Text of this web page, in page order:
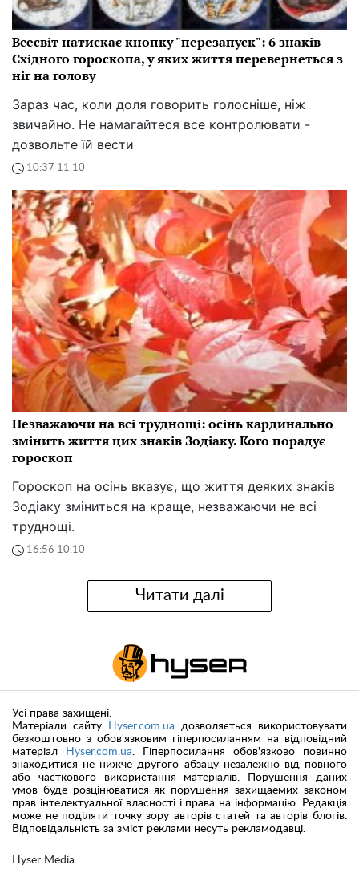
Всесвіт натискає кнопку "перезапуск": 6 знаків
Східного гороскопа, у яких життя перевернеться з
ніг на голову
Зараз час, коли доля говорить голосніше, ніж
звичайно. Не намагайтеся все контролювати -
дозвольте їй вести
10:37 11.10
Незважаючи на всі труднощі: осінь кардинально
змінить життя цих знаків Зодіаку. Кого порадує
гороскоп
Гороскоп на осінь вказує, що життя деяких знаків
Зодіаку зміниться на краще, незважаючи не всі
труднощі.
16:56 10.10
Читати далі
Hyser Media
Усі права захищені.
Матеріали сайту
Hyser.com.ua дозволяється використовувати
безкоштовно з обов'язковим гіперпосиланням на відповідний
матеріал
Hyser.com.ua . Гіперпосилання обов'язково повинно
знаходитися не нижче другого абзацу незалежно від повного
або часткового використання матеріалів. Порушення даних
умов буде розцінюватися як порушення захищаемих законом
прав інтелектуальної власності і права на інформацію. Редакція
може не поділяти точку зору авторів статей та авторів блогів.
Відповідальність за зміст реклами несуть рекламодавці.